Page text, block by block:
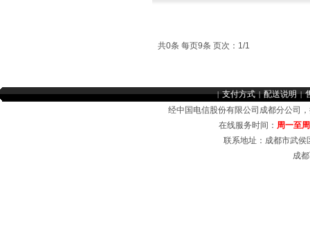
共0条 每页9条 页次：1/1
经中国电信股份有限公司成都分公
在线服务时间： 周一至
联系地址：成都市武
成
|支付方式 |配送说明 |